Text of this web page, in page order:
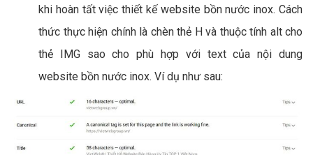
khi hoàn tất việc thiết kế website bồn nước inox. Cách
thức thực hiện chính là chèn thẻ H và thuộc tính alt cho
thẻ IMG sao cho phù hợp với text của nội dung
website bồn nước inox. Ví dụ như sau: